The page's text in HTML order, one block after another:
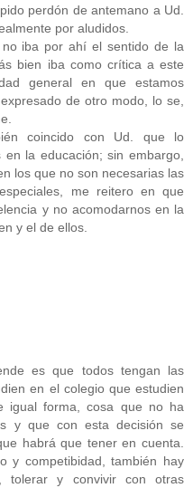
perdón de antemano a Ud.
por aludidos.
iba por ahí el sentido de la
bien iba como crítica a este
general en que estamos
de otro modo, lo se,
coincido con Ud. que lo
la educación; sin embargo,
los que no son necesarias las
me reitero en que
y no acomodarnos en la
y el de ellos.
es que todos tengan las
en el colegio que estudien
igual forma, cosa que no ha
y que con esta decisión se
habrá que tener en cuenta.
y competibidad, también hay
tolerar y convivir con otras